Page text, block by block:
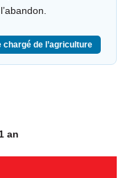
de l’agriculture
1 an